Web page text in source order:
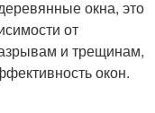
окна, это
от
и трещинам,
окон.